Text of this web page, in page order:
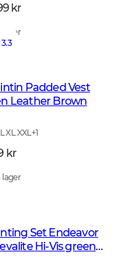
kr
lager
3.3
Padded Vest
Leather Brown
XL XXL+1
kr
lager
Set Endeavor
Hi-Vis green